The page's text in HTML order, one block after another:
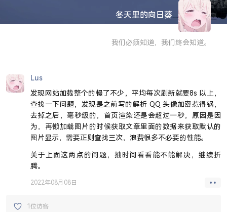
冬天里的向日葵
我们必须知道，我们终会知道。
Lus
发现网站加载整个的慢了不少，平均每次刷新就要8s 以上，
查找一下问题，发现是之前写的解析 QQ 头像加密惹得锅，
去掉之后，毫秒级的，首页渲染还是会超过一秒，原因是因
为，再懒加载图片的时候获取文章里面的数据来获取默认的
图片显示，需要正则查找三次，浪费很多不必要的性能。
关于上面这两点的问题，抽时间看看能不能解决，继续折
腾。
2022年08月08日
1位访客